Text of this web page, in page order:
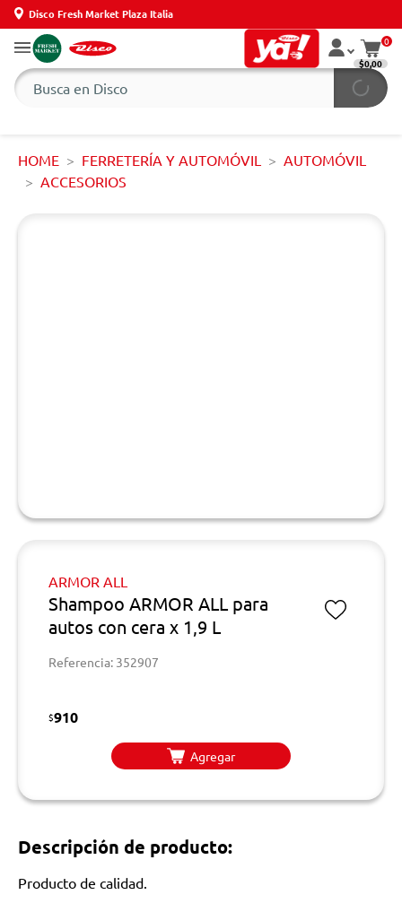
Disco Fresh Market Plaza Italia
0
$0,00
HOME FERRETERÍA Y AUTOMÓVIL
AUTOMÓVIL
ACCESORIOS
ARMOR ALL
Shampoo ARMOR ALL para
autos con cera x 1,9 L
Referencia: 352907
$910
Agregar
Descripción de producto:
Producto de calidad.